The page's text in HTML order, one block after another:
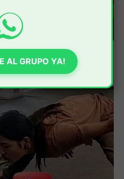
AL GRUPO YA!